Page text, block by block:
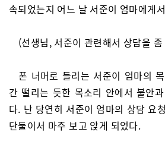
속되었는지 어느 날 서준이 엄마에게
(선생님, 서준이 관련해서 상담을
폰 너머로 들리는 서준이 엄마의
간 떨리는 듯한 목소리 안에서 불안
다. 난 당연히 서준이 엄마의 상담 요
단둘이서 마주 보고 앉게 되었다.